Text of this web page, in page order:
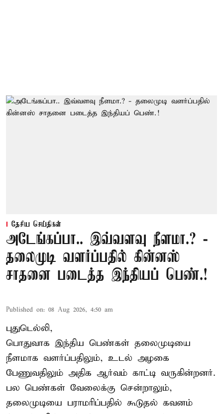
தேசிய செய்திகள்
அடேங்கப்பா.. இவ்வளவு நீளமா.? -
தலைமுடி வளர்ப்பதில் கின்னஸ்
சாதனை படைத்த இந்தியப் பெண்.!
Published on: 08 Aug 2026, 4:50 am
புதுடெல்லி,
பொதுவாக இந்திய பெண்கள் தலைமுடியை
நீளமாக வளர்ப்பதிலும், உடல் அழகை
பேணுவதிலும் அதிக ஆர்வம் காட்டி வருகின்றனர்.
பல பெண்கள் வேலைக்கு சென்றாலும்,
தலைமுடியை பராமரிப்பதில் கூடுதல் கவனம்